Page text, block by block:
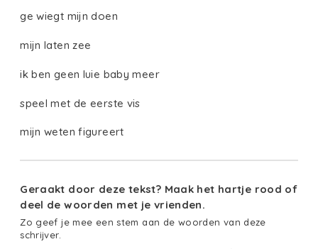
ge wiegt mijn doen
mijn laten zee
ik ben geen luie baby meer
speel met de eerste vis
mijn weten figureert
Geraakt door deze tekst? Maak het hartje rood of
deel de woorden met je vrienden.
Zo geef je mee een stem aan de woorden van deze
schrijver.